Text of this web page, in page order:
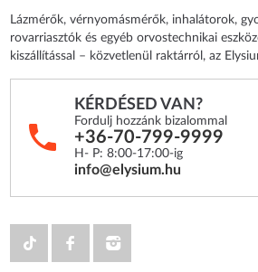
Lázmérők, vérnyomásmérők, inhalátorok,
rovarriasztók és egyéb orvostechnikai
kiszállítással – közvetlenül raktárról, az
KÉRDÉSED VAN?
Fordulj hozzánk bizalommal
+36-70-799-9999
H- P: 8:00-17:00-ig
info@elysium.hu